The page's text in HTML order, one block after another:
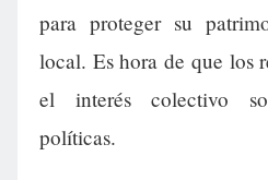
para proteger su
local. Es hora de que los
el interés colectivo
políticas.